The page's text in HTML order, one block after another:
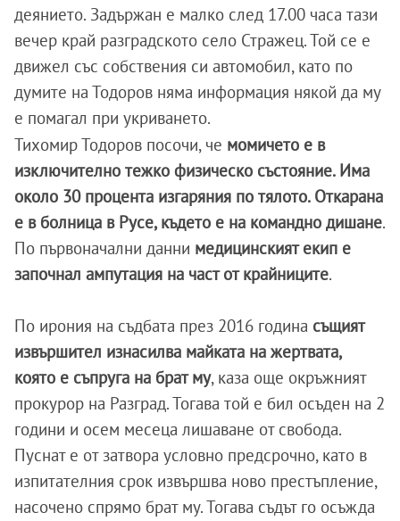
деянието. Задържан е малко след 17.00 часа тази
вечер край разградското село Стражец. Той се е
движел със собствения си автомобил, като по
думите на Тодоров няма информация някой да му
е помагал при укриването.
Тихомир Тодоров посочи, че момичето е в
изключително тежко физическо състояние. Има
около 30 процента изгаряния по тялото. Откарана
е в болница в Русе, където е на командно дишане.
По първоначални данни медицинският екип е
започнал ампутация на част от крайниците.
По ирония на съдбата през 2016 година същият
извършител изнасилва майката на жертвата,
която е съпруга на брат му, каза още окръжният
прокурор на Разград. Тогава той е бил осъден на 2
години и осем месеца лишаване от свобода.
Пуснат е от затвора условно предсрочно, като в
изпитателния срок извършва ново престъпление,
насочено спрямо брат му. Тогава съдът го осъжда